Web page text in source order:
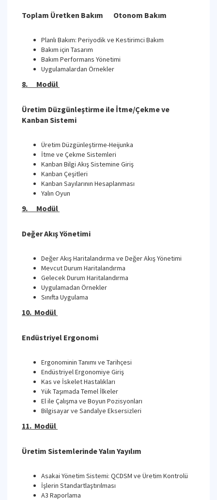
Toplam Üretken Bakım Otonom Bakım
Planlı Bakım: Periyodik ve Kestirimci Bakım
Bakım için Tasarım
Bakım Performans Yönetimi
Uygulamalardan Örnekler
8. Modül
Üretim Düzgünleştirme ile İtme/Çekme ve
Kanban Sistemi
Üretim Düzgünleştirme-Heijunka
İtme ve Çekme Sistemleri
Kanban Bilgi Akış Sistemine Giriş
Kanban Çeşitleri
Kanban Sayılarının Hesaplanması
Yalın Oyun
9. Modül
Değer Akış Yönetimi
Değer Akış Haritalandırma ve Değer Akış Yönetimi
Mevcut Durum Haritalandırma
Gelecek Durum Haritalandırma
Uygulamadan Örnekler
Sınıfta Uygulama
10. Modül
Endüstriyel Ergonomi
Ergonominin Tanımı ve Tarihçesi
Endüstriyel Ergonomiye Giriş
Kas ve İskelet Hastalıkları
Yük Taşımada Temel İlkeler
El ile Çalışma ve Boyun Pozisyonları
Bilgisayar ve Sandalye Eksersizleri
11. Modül
Üretim Sistemlerinde Yalın Yayılım
Asakai Yönetim Sistemi: QCDSM ve Üretim Kontrolü
İşlerin Standartlaştırılması
A3 Raporlama